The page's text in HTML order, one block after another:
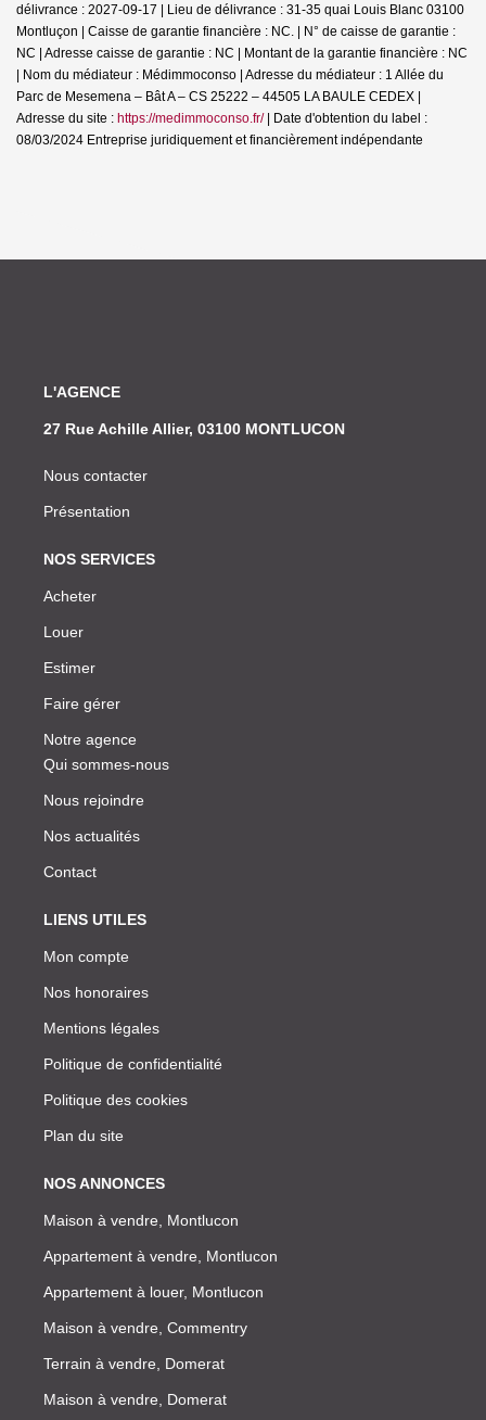
délivrance : 2027-09-17 | Lieu de délivrance : 31-35 quai Louis Blanc 03100
Montluçon | Caisse de garantie financière : NC. | N° de caisse de garantie :
NC | Adresse caisse de garantie : NC | Montant de la garantie financière : NC
| Nom du médiateur : Médimmoconso | Adresse du médiateur : 1 Allée du
Parc de Mesemena – Bât A – CS 25222 – 44505 LA BAULE CEDEX |
Adresse du site : https://medimmoconso.fr/| Date d'obtention du label :
08/03/2024 Entreprise juridiquement et financièrement indépendante
L'AGENCE
27 Rue Achille Allier, 03100 MONTLUCON
Nous contacter
Présentation
NOS SERVICES
Acheter
Louer
Estimer
Faire gérer
Notre agence
Qui sommes-nous
Nous rejoindre
Nos actualités
Contact
LIENS UTILES
Mon compte
Nos honoraires
Mentions légales
Politique de confidentialité
Politique des cookies
Plan du site
NOS ANNONCES
Maison à vendre, Montlucon
Appartement à vendre, Montlucon
Appartement à louer, Montlucon
Maison à vendre, Commentry
Terrain à vendre, Domerat
Maison à vendre, Domerat